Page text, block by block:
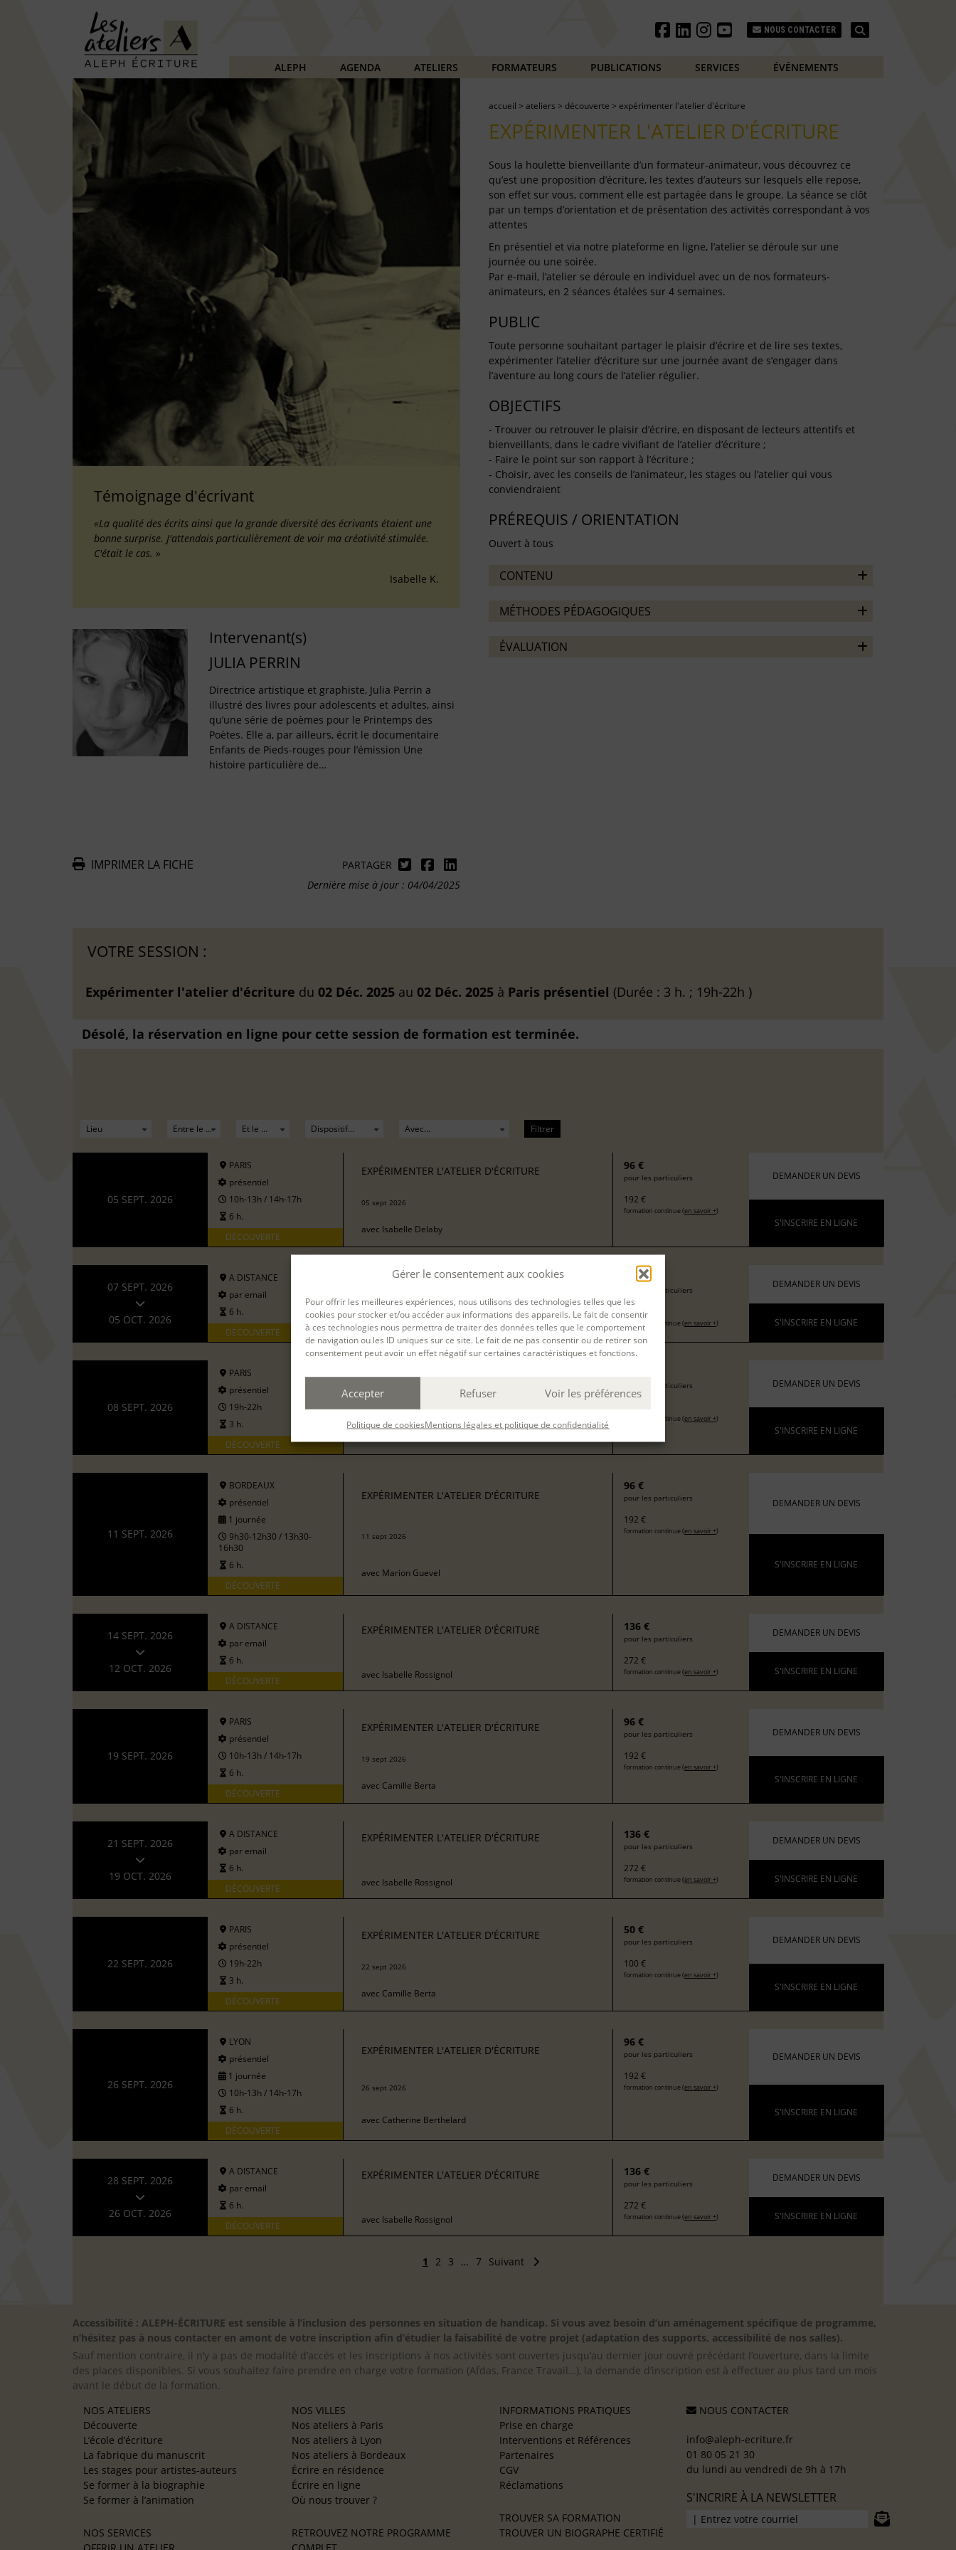
Gérer le consentement aux cookies
Pour offrir les meilleures expériences, nous utilisons des technologies telles que les
cookies pour stocker et/ou accéder aux informations des appareils. Le fait de consentir
à ces technologies nous permettra de traiter des données telles que le comportement
de navigation ou les ID uniques sur ce site. Le fait de ne pas consentir ou de retirer son
consentement peut avoir un effet négatif sur certaines caractéristiques et fonctions.
Accepter Refuser Voir les préférences
Politique de cookiesMentions légales et politique de confidentialité
NOUS CONTACTER
ALEPH AGENDA ATELIERS FORMATEURS PUBLICATIONS SERVICES ÉVÉNEMENTS
Témoignage d'écrivant
«La qualité des écrits ainsi que la grande diversité des écrivants étaient une
bonne surprise. J'attendais particulièrement de voir ma créativité stimulée.
C'était le cas. »
Isabelle K.
Intervenant(s)
JULIA PERRIN
Directrice artistique et graphiste, Julia Perrin a
illustré des livres pour adolescents et adultes, ainsi
qu’une série de poèmes pour le Printemps des
Poètes. Elle a, par ailleurs, écrit le documentaire
Enfants de Pieds-rouges pour l’émission Une
histoire particulière de…
IMPRIMER LA FICHE
PARTAGER
Dernière mise à jour : 04/04/2025
accueil > ateliers > découverte > expérimenter l'atelier d'écriture
EXPÉRIMENTER L'ATELIER D'ÉCRITURE
Sous la houlette bienveillante d’un formateur-animateur, vous découvrez ce
qu’est une proposition d’écriture, les textes d’auteurs sur lesquels elle repose,
son effet sur vous, comment elle est partagée dans le groupe. La séance se clôt
par un temps d’orientation et de présentation des activités correspondant à vos
attentes
En présentiel et via notre plateforme en ligne, l’atelier se déroule sur une
journée ou une soirée.
Par e-mail, l’atelier se déroule en individuel avec un de nos formateurs-
animateurs, en 2 séances étalées sur 4 semaines.
PUBLIC
Toute personne souhaitant partager le plaisir d’écrire et de lire ses textes,
expérimenter l’atelier d’écriture sur une journée avant de s’engager dans
l’aventure au long cours de l’atelier régulier.
OBJECTIFS
- Trouver ou retrouver le plaisir d’écrire, en disposant de lecteurs attentifs et
bienveillants, dans le cadre vivifiant de l’atelier d’écriture ;
- Faire le point sur son rapport à l’écriture ;
- Choisir, avec les conseils de l’animateur, les stages ou l’atelier qui vous
conviendraient
PRÉREQUIS / ORIENTATION
Ouvert à tous
CONTENU
MÉTHODES PÉDAGOGIQUES
ÉVALUATION
VOTRE SESSION :
Expérimenter l'atelier d'écriture du 02 Déc. 2025 au 02 Déc. 2025 à Paris présentiel (Durée : 3 h. ; 19h-22h )
Désolé, la réservation en ligne pour cette session de formation est terminée.
Filtrer
05 SEPT. 2026
PARIS
présentiel
10h-13h / 14h-17h
6 h.
DÉCOUVERTE
EXPÉRIMENTER L'ATELIER D'ÉCRITURE
05 sept 2026
avec Isabelle Delaby
96 €
pour les particuliers
192 €
formation continue (en savoir +)
DEMANDER UN DEVIS
S'INSCRIRE EN LIGNE
07 SEPT. 2026
05 OCT. 2026
A DISTANCE
par email
6 h.
DÉCOUVERTE
EXPÉRIMENTER L'ATELIER D'ÉCRITURE
avecIsabelle Rossignol
136 €
pour les particuliers
272 €
formation continue (en savoir +)
DEMANDER UN DEVIS
S'INSCRIRE EN LIGNE
08 SEPT. 2026
PARIS
présentiel
19h-22h
3 h.
DÉCOUVERTE
EXPÉRIMENTER L'ATELIER D'ÉCRITURE
08 sept 2026
pour les particuliers
formation continue (en savoir +)
DEMANDER UN DEVIS
S'INSCRIRE EN LIGNE
11 SEPT. 2026
BORDEAUX
présentiel
1 journée
9h30-12h30 / 13h30-
16h30
6 h.
DÉCOUVERTE
EXPÉRIMENTER L'ATELIER D'ÉCRITURE
11 sept 2026
avec Marion Guevel
96 €
pour les particuliers
192 €
formation continue (en savoir +)
DEMANDER UN DEVIS
S'INSCRIRE EN LIGNE
14 SEPT. 2026
12 OCT. 2026
A DISTANCE
par email
6 h.
DÉCOUVERTE
EXPÉRIMENTER L'ATELIER D'ÉCRITURE
avec Isabelle Rossignol
136 €
pour les particuliers
272 €
formation continue (en savoir +)
DEMANDER UN DEVIS
S'INSCRIRE EN LIGNE
19 SEPT. 2026
PARIS
présentiel
10h-13h / 14h-17h
6 h.
DÉCOUVERTE
EXPÉRIMENTER L'ATELIER D'ÉCRITURE
19 sept 2026
avec Camille Berta
96 €
pour les particuliers
192 €
formation continue (en savoir +)
DEMANDER UN DEVIS
S'INSCRIRE EN LIGNE
21 SEPT. 2026
19 OCT. 2026
A DISTANCE
par email
6 h.
DÉCOUVERTE
EXPÉRIMENTER L'ATELIER D'ÉCRITURE
avec Isabelle Rossignol
136 €
pour les particuliers
272 €
formation continue (en savoir +)
DEMANDER UN DEVIS
S'INSCRIRE EN LIGNE
22 SEPT. 2026
PARIS
présentiel
19h-22h
3 h.
DÉCOUVERTE
EXPÉRIMENTER L'ATELIER D'ÉCRITURE
22 sept 2026
avec Camille Berta
50 €
pour les particuliers
100 €
formation continue (en savoir +)
DEMANDER UN DEVIS
S'INSCRIRE EN LIGNE
26 SEPT. 2026
LYON
présentiel
1 journée
10h-13h / 14h-17h
6 h.
DÉCOUVERTE
EXPÉRIMENTER L'ATELIER D'ÉCRITURE
26 sept 2026
avec Catherine Berthelard
96 €
pour les particuliers
192 €
formation continue (en savoir +)
DEMANDER UN DEVIS
S'INSCRIRE EN LIGNE
28 SEPT. 2026
26 OCT. 2026
A DISTANCE
par email
6 h.
DÉCOUVERTE
EXPÉRIMENTER L'ATELIER D'ÉCRITURE
avec Isabelle Rossignol
136 €
pour les particuliers
272 €
formation continue (en savoir +)
DEMANDER UN DEVIS
S'INSCRIRE EN LIGNE
1 2 3 … 7 Suivant
Accessibilité : ALEPH-ÉCRITURE est sensible à l’inclusion des personnes en situation de handicap. Si vous avez besoin d’un aménagement spécifique de programme,
n’hésitez pas à nous contacter en amont de votre inscription afin d’étudier la faisabilité de votre projet (adaptation des supports, accessibilité de nos salles).
Sauf mention contraire, il n’y a pas de modalité d’accès et les inscriptions à nos activités sont ouvertes jusqu’au dernier jour ouvré précédant l’ouverture, dans la limite
des places disponibles. Si vous souhaitez faire prendre en charge votre formation (Afdas, France Travail…), la demande d’inscription est à effectuer au plus tard un mois
avant le début de la formation.
NOS ATELIERS
Découverte
L’école d’écriture
La fabrique du manuscrit
Les stages pour artistes-auteurs
Se former à la biographie
Se former à l’animation
NOS SERVICES
NOS VILLES
Nos ateliers à Paris
Nos ateliers à Lyon
Nos ateliers à Bordeaux
Écrire en résidence
Écrire en ligne
Où nous trouver ?
RETROUVEZ NOTRE PROGRAMME
INFORMATIONS PRATIQUES
Prise en charge
Interventions et Références
Partenaires
CGV
Réclamations
TROUVER SA FORMATION
TROUVER UN BIOGRAPHE CERTIFIÉ
NOUS CONTACTER
info@aleph-ecriture.fr
01 80 05 21 30
du lundi au vendredi de 9h à 17h
S'INCRIRE À LA NEWSLETTER